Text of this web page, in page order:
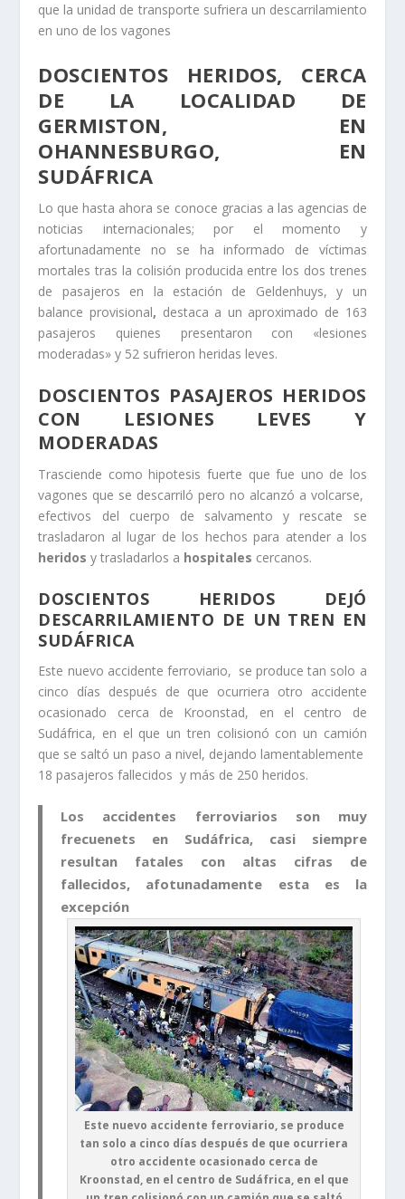
que la unidad de transporte sufriera un descarrilamiento
en uno de los vagones
DOSCIENTOS HERIDOS, CERCA
DE LA LOCALIDAD DE
GERMISTON, EN
OHANNESBURGO, EN
SUDÁFRICA
Lo que hasta ahora se conoce gracias a las agencias de
noticias internacionales; por el momento y
afortunadamente no se ha informado de víctimas
mortales tras la colisión producida entre los dos trenes
de pasajeros en la estación de Geldenhuys, y un
balance provisional, destaca a un aproximado de 163
pasajeros quienes presentaron con «lesiones
moderadas» y 52 sufrieron heridas leves.
DOSCIENTOS PASAJEROS HERIDOS
CON LESIONES LEVES Y
MODERADAS
Trasciende como hipotesis fuerte que fue uno de los
vagones que se descarriló pero no alcanzó a volcarse,
efectivos del cuerpo de salvamento y rescate se
trasladaron al lugar de los hechos para atender a los
heridosy trasladarlos a hospitales cercanos.
DOSCIENTOS HERIDOS DEJÓ
DESCARRILAMIENTO DE UN TREN EN
SUDÁFRICA
Este nuevo accidente ferroviario, se produce tan solo a
cinco días después de que ocurriera otro accidente
ocasionado cerca de Kroonstad, en el centro de
Sudáfrica, en el que un tren colisionó con un camión
que se saltó un paso a nivel, dejando lamentablemente
18 pasajeros fallecidos y más de 250 heridos.
Los accidentes ferroviarios son muy
frecuenets en Sudáfrica, casi siempre
resultan fatales con altas cifras de
fallecidos, afotunadamente esta es la
excepción
Este nuevo accidente ferroviario, se produce
tan solo a cinco días después de que ocurriera
otro accidente ocasionado cerca de
Kroonstad, en el centro de Sudáfrica, en el que